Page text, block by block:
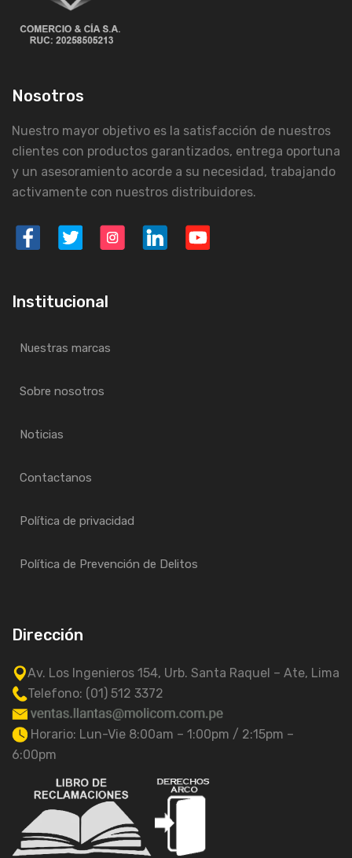
Nosotros
Nuestro mayor objetivo es la satisfacción de nuestros
clientes con productos garantizados, entrega oportuna
y un asesoramiento acorde a su necesidad, trabajando
activamente con nuestros distribuidores.
Institucional
Nuestras marcas
Sobre nosotros
Noticias
Contactanos
Política de privacidad
Política de Prevención de Delitos
Dirección
Av. Los Ingenieros 154, Urb. Santa Raquel – Ate, Lima
Telefono: (01) 512 3372
Horario: Lun-Vie 8:00am – 1:00pm / 2:15pm –
6:00pm